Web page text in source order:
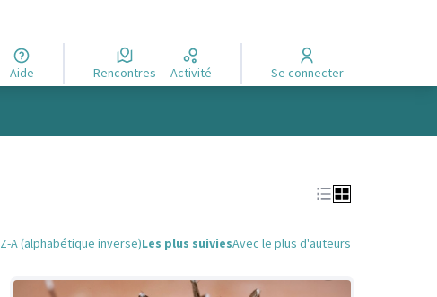
Aide Rencontres Activité Se connecter
Z-A (alphabétique inverse)Les plus suiviesAvec le plus d'auteurs